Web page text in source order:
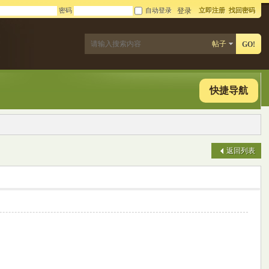
密码 自动登录 登录 立即注册 找回密码
帖子 GO!
快捷导航
返回列表